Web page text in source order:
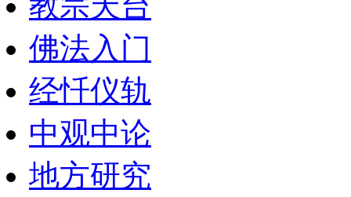
佛法入门
经忏仪轨
中观中论
地方研究